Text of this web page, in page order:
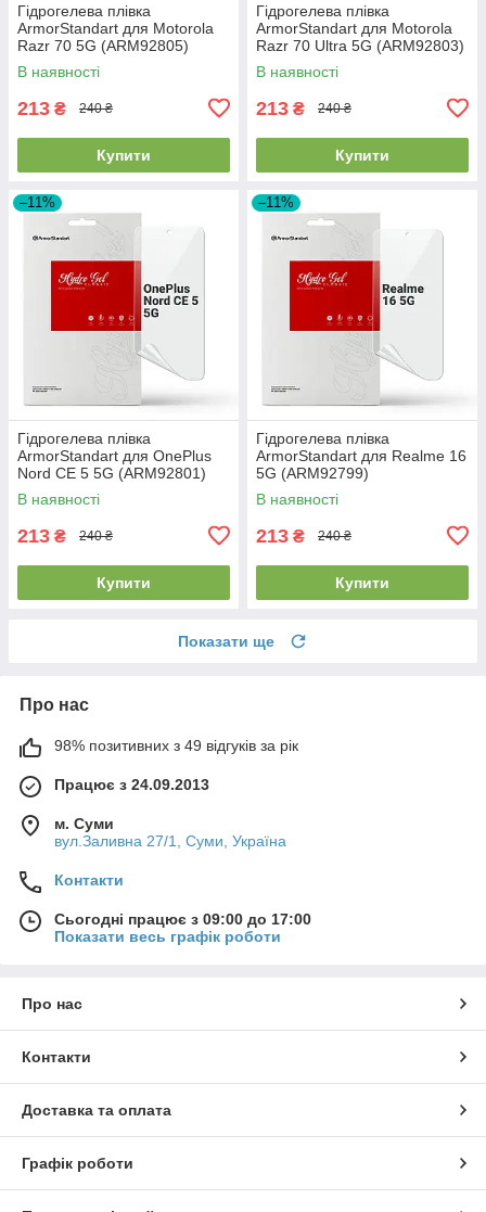
Гідрогелева плівка
ArmorStandart для Motorola
Razr 70 5G (ARM92805)
В наявності
213 ₴ 240 ₴
Купити
Гідрогелева плівка
ArmorStandart для Motorola
Razr 70 Ultra 5G (ARM92803)
В наявності
213 ₴ 240 ₴
Купити
–11%
Гідрогелева плівка
ArmorStandart для OnePlus
Nord CE 5 5G (ARM92801)
В наявності
213 ₴ 240 ₴
Купити
–11%
Гідрогелева плівка
ArmorStandart для Realme 16
5G (ARM92799)
В наявності
213 ₴ 240 ₴
Купити
Показати ще
Про нас
98% позитивних з 49 відгуків за рік
Працює з 24.09.2013
м. Суми
вул.Заливна 27/1, Суми, Україна
Контакти
Сьогодні працює з 09:00 до 17:00
Показати весь графік роботи
Про нас
Контакти
Доставка та оплата
Графік роботи